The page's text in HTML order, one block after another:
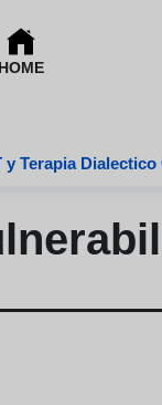
HOME
Terapia Dialectico